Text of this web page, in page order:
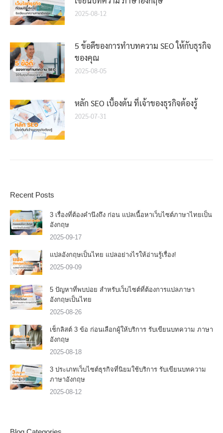
2025-08-12
5 ข้อดีของการทำบทความ SEO ให้กับธุรกิจ
ของคุณ
2025-08-05
หลัก SEO เบื้องต้น ที่เจ้าของธุรกิจต้องรู้
2025-07-31
Recent Posts
3 เรื่องที่ต้องคำนึงถึง ก่อน แปลเนื้อหาเว็บไซต์ภาษาไทยเป็น
อังกฤษ
2025-09-17
แปลอังกฤษเป็นไทย แปลอย่างไรให้อ่านรู้เรื่อง!
2025-09-09
5 ปัญหาที่พบบ่อย สำหรับเว็บไซต์ที่ต้องการแปลภาษา
อังกฤษเป็นไทย
2025-08-26
เช็กลิสต์ 3 ข้อ ก่อนเลือกผู้ให้บริการ รับเขียนบทความ ภาษา
อังกฤษ
2025-08-18
3 ประเภทเว็บไซต์ธุรกิจที่นิยมใช้บริการ รับเขียนบทความ
ภาษาอังกฤษ
2025-08-12